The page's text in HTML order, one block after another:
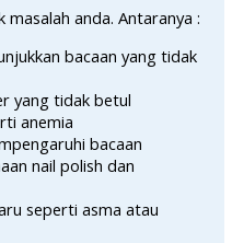
anda. Antaranya :
bacaan yang tidak
yang tidak betul
anemia
bacaan
nail polish dan
seperti asma atau